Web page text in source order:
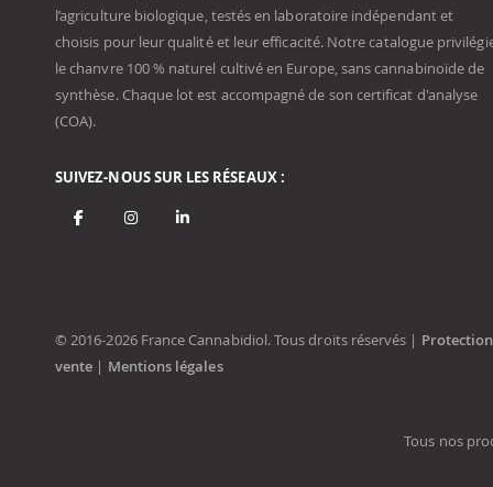
l’agriculture biologique, testés en laboratoire indépendant et
choisis pour leur qualité et leur efficacité. Notre catalogue
le chanvre 100 % naturel cultivé en Europe, sans cannabinoïde de
synthèse. Chaque lot est accompagné de son certificat d'analyse
(COA).
SUIVEZ-NOUS SUR LES RÉSEAUX :
© 2016-2026 France Cannabidiol. Tous droits réservés |
vente | Mentions légales
Tous nos